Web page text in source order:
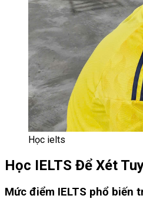
Học ielts
Học IELTS Để Xét
Mức điểm IELTS phổ biến